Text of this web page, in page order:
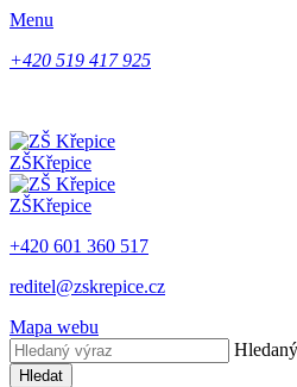
Menu
+420 519 417 925
ZŠKřepice
ZŠKřepice
+420 601 360 517
reditel@zskrepice.cz
Mapa webu
Hledat